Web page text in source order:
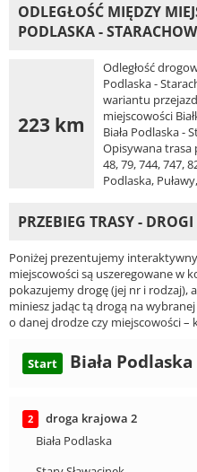
ODLEGŁOŚĆ MIĘDZY
PODLASKA -
223 km
Odległość
Podlaska -
wariantu
miejscowości
Biała Podlaska -
Opisywana trasa
48, 79, 744, 747,
Podlaska,
PRZEBIEG TRASY -
Poniżej prezentujemy
miejscowości są uszeregowane w
pokazujemy drogę (jej nr i rodzaj),
miniesz jadąc tą drogą na
o danej drodze czy miejscowości –
Start Biała Podlaska
2
droga krajowa 2
Biała Podlaska